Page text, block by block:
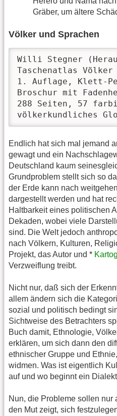
Gräber, um ältere
Völker und Sprachen
Willi Stegner
Taschenatlas Völker
1. Auflage, Klett-
Broschur mit
288 Seiten, 57
völkerkundliches
Endlich hat sich mal jemand
gewagt und ein
Deutschland kaum
Grundproblem stellt sich so
der Erde kann nach
dargestellt werden und hat
Haltbarkeit eines politischen
Dekaden, wobei viele
sind. Die Welt jedoch
nach Völkern, Kulturen,
Projekt, das Autor und *
Verzweiflung treibt.
Nicht nur, daß sich der
allem ändern sich die
sozial und politisch bedingt
Sichtweise des Betrachters
Buch damit, Ethnologie,
erklären, um sich dann den
ethnischer Gruppe und
widmen. Was ist eigentlich
auf und wo beginnt ein
Nun, die Probleme sollen nur
den Mut zeigt, sich